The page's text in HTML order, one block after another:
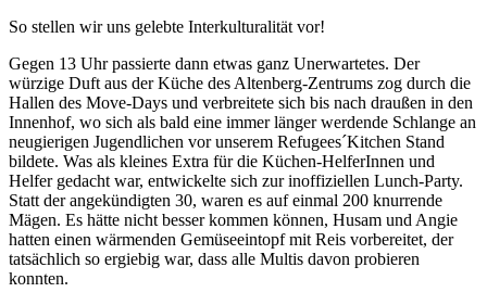
So stellen wir uns gelebte Interkulturalität vor!
Gegen 13 Uhr passierte dann etwas ganz Unerwartetes. Der
würzige Duft aus der Küche des Altenberg-Zentrums zog durch die
Hallen des Move-Days und verbreitete sich bis nach draußen in den
Innenhof, wo sich als bald eine immer länger werdende Schlange an
neugierigen Jugendlichen vor unserem Refugees´Kitchen Stand
bildete. Was als kleines Extra für die Küchen-HelferInnen und
Helfer gedacht war, entwickelte sich zur inoffiziellen Lunch-Party.
Statt der angekündigten 30, waren es auf einmal 200 knurrende
Mägen. Es hätte nicht besser kommen können, Husam und Angie
hatten einen wärmenden Gemüseeintopf mit Reis vorbereitet, der
tatsächlich so ergiebig war, dass alle Multis davon probieren
konnten.